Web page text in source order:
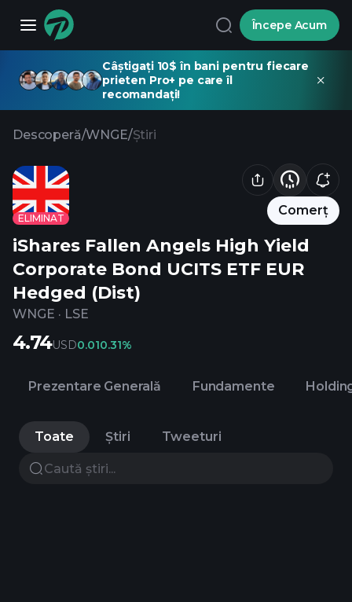
Începe Acum
Câștigați 10$ în bani pentru fiecare
prieten Pro+ pe care îl
recomandați!
Descoperă/WNGE/Știri
ELIMINAT
Comerț
iShares Fallen Angels High Yield
Corporate Bond UCITS ETF EUR
Hedged (Dist)
WNGE · LSE
4.74USD0.010.31%
Prezentare Generală Fundamente
Toate Știri Tweeturi